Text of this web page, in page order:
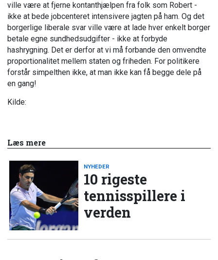
ville være at fjerne kontanthjælpen fra folk som Robert -
ikke at bede jobcenteret intensivere jagten på ham. Og det
borgerlige liberale svar ville være at lade hver enkelt borger
betale egne sundhedsudgifter - ikke at forbyde
hashrygning. Det er derfor at vi må forbande den omvendte
proportionalitet mellem staten og friheden. For politikere
forstår simpelthen ikke, at man ikke kan få begge dele på
en gang!
Kilde:
Læs mere
NYHEDER
10 rigeste
tennisspillere i
verden